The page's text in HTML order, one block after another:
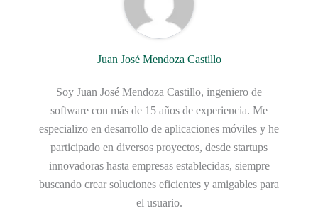
Juan José Mendoza Castillo
Soy Juan José Mendoza Castillo, ingeniero de
software con más de 15 años de experiencia. Me
especializo en desarrollo de aplicaciones móviles y he
participado en diversos proyectos, desde startups
innovadoras hasta empresas establecidas, siempre
buscando crear soluciones eficientes y amigables para
el usuario.